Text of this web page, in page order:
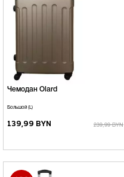
Чемодан Olard
Большой (L)
139,99 BYN 239,99 BYN